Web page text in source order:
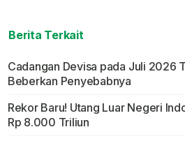
Berita Terkait
Cadangan Devisa pada Juli 2026
Beberkan Penyebabnya
Rekor Baru! Utang Luar Negeri
Rp 8.000 Triliun